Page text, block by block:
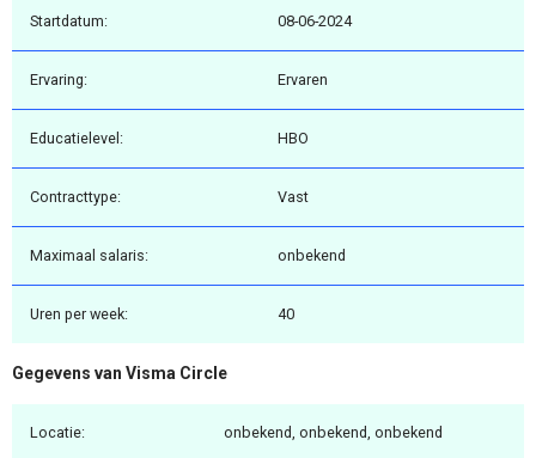
Startdatum: 08-06-2024
Ervaring: Ervaren
Educatielevel: HBO
Contracttype: Vast
Maximaal salaris: onbekend
Uren per week: 40
Gegevens van Visma Circle
Locatie: onbekend, onbekend, onbekend